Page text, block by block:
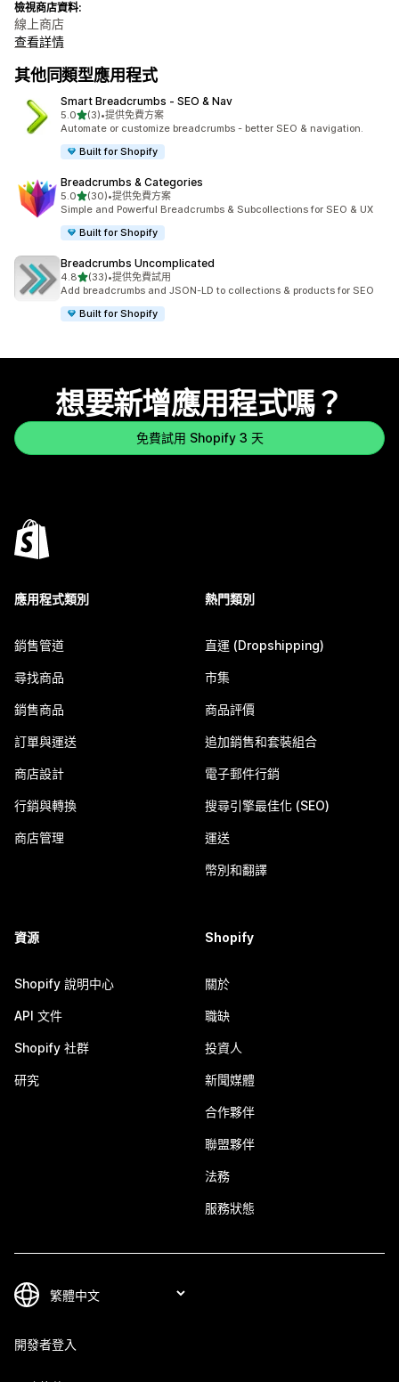
檢視商店資料:
線上商店
查看詳情
其他同類型應用程式
Smart Breadcrumbs ‑ SEO & Nav
5.0滿分 5 顆星
(3)
共有 3 則評價
•提供免費方案
Automate or customize breadcrumbs - better SEO & navigation.
Built for Shopify
Breadcrumbs & Categories
5.0滿分 5 顆星
(30)
共有 30 則評價
•提供免費方案
Simple and Powerful Breadcrumbs & Subcollections for SEO & UX
Built for Shopify
Breadcrumbs Uncomplicated
4.8滿分 5 顆星
(33)
共有 33 則評價
•提供免費試用
Add breadcrumbs and JSON-LD to collections & products for SEO
Built for Shopify
想要新增應用程式嗎？
免費試用 Shopify 3 天
應用程式類別
銷售管道
尋找商品
銷售商品
訂單與運送
商店設計
行銷與轉換
商店管理
熱門類別
直運 (Dropshipping)
市集
商品評價
追加銷售和套裝組合
電子郵件行銷
搜尋引擎最佳化 (SEO)
運送
幣別和翻譯
資源
Shopify 說明中心
API 文件
Shopify 社群
研究
Shopify
關於
職缺
投資人
新聞媒體
合作夥伴
聯盟夥伴
法務
服務狀態
開發者登入